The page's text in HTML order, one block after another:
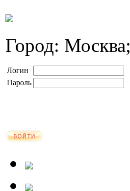
Город: Москва;
Логин
Пароль